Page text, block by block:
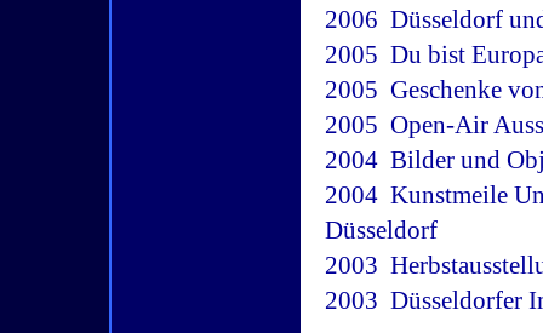
2006  Düsseldorf
2005  Du bist
2005  Geschenke
2005  Open-Air
2004  Bilder und
2004 
Düsseldorf
2003 
2003 